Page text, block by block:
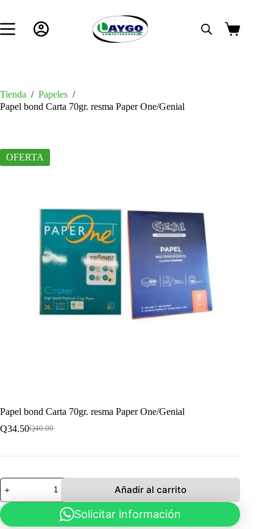
contenido
Carro
Tienda / Papeles /
Papel bond Carta 70gr. resma Paper One/Genial
OFERTA
Papel bond Carta 70gr. resma Paper One/Genial
Q40.00
El
original
Q40.00.
Q34.50El
actual
Q34.50.
Papel
bond
Carta
70gr.
resma
Añadir al carrito
Solicitar información